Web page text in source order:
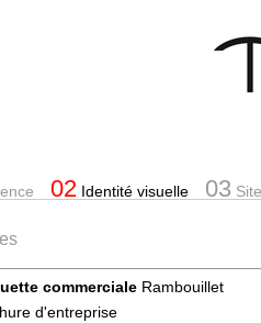
02 Identité visuelle 03
commerciale Rambouillet
d'entreprise